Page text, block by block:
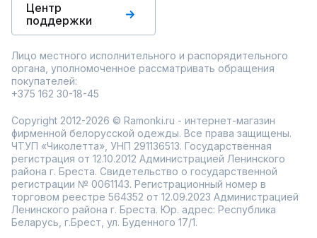
Центр
поддержки
Лицо местного исполнительного и распорядительного
органа, уполномоченное рассматривать обращения
покупателей:
+375 162 30-18-45
Copyright 2012-2026 © Ramonki.ru - интернет-магазин
фирменной белорусской одежды. Все права защищены.
ЧТУП «Чиколетта», УНП 291136513. Государственная
регистрация от 12.10.2012 Администрацией Ленинского
района г. Бреста. Свидетельство о государственной
регистрации № 0061143. Регистрационный номер в
торговом реестре 564352 от 12.09.2023 Администрацией
Ленинского района г. Бреста. Юр. адрес: Республика
Беларусь, г.Брест, ул. Буденного 17/1.